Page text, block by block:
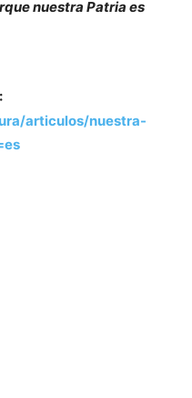
nuestra Patria es
articulos/nuestra-